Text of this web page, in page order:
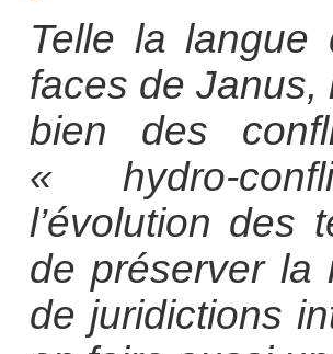
Telle la langue
faces de Janus,
bien des
« hydro-
l’évolution des
de préserver la
de juridictions